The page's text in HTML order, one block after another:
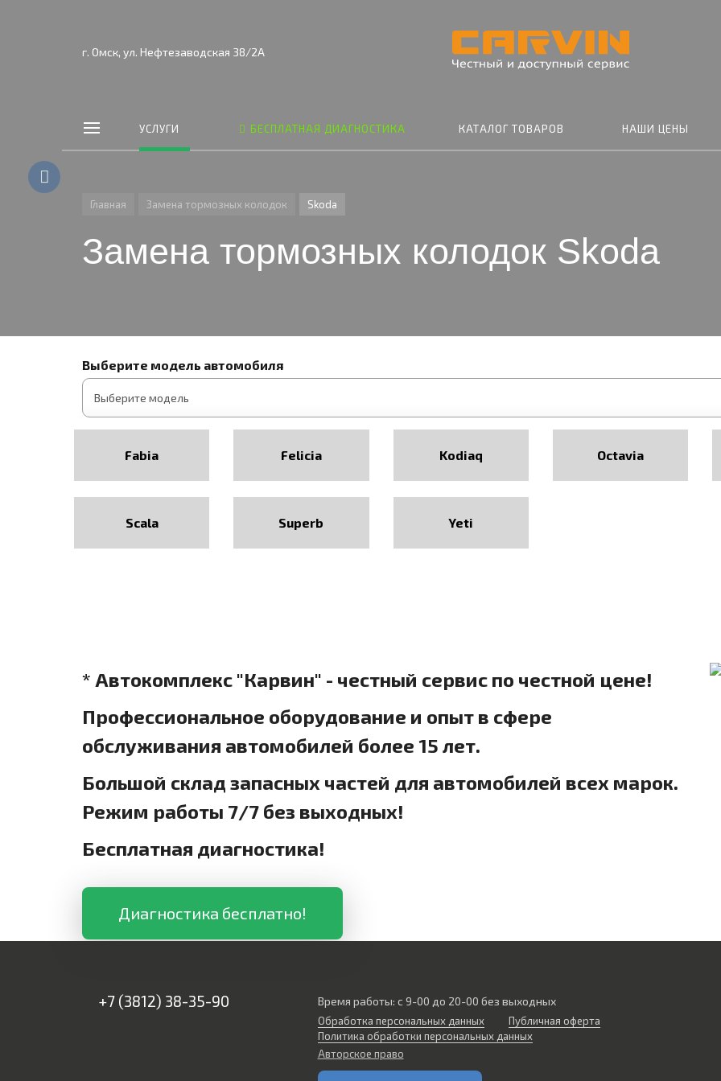
г. Омск, ул. Нефтезаводская 38/2А
УСЛУГИ БЕСПЛАТНАЯ ДИАГНОСТИКА КАТАЛОГ ТОВАРОВ НАШИ ЦЕНЫ
Главная Замена тормозных колодок Skoda
Замена тормозных колодок Skoda
Выберите модель автомобиля
Fabia Felicia Kodiaq Octavia
Scala Superb Yeti
* Автокомплекс "Карвин" - честный сервис по честной цене!
Профессиональное оборудование и опыт в сфере
обслуживания автомобилей более 15 лет.
Большой склад запасных частей для автомобилей всех марок.
Режим работы 7/7 без выходных!
Бесплатная диагностика!
Диагностика бесплатно!
+7 (3812) 38-35-90 Время работы: с 9-00 до 20-00 без выходных
Обработка персональных данных
Публичная оферта
Политика обработки персональных данных
Авторское право